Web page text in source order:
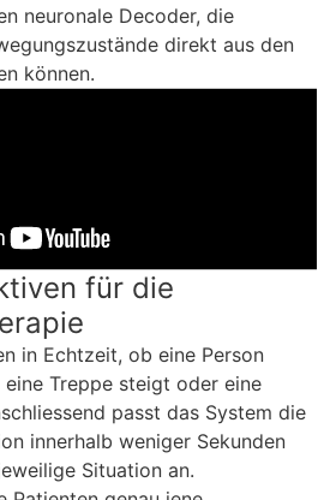
neuronale Decoder, die
direkt aus den
können.
für die
in Echtzeit, ob eine Person
Treppe steigt oder eine
passt das System die
innerhalb weniger Sekunden
Situation an.